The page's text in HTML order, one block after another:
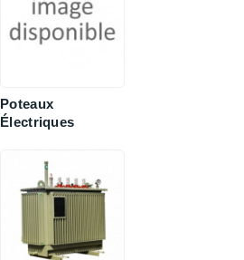
Poteaux
Électriques